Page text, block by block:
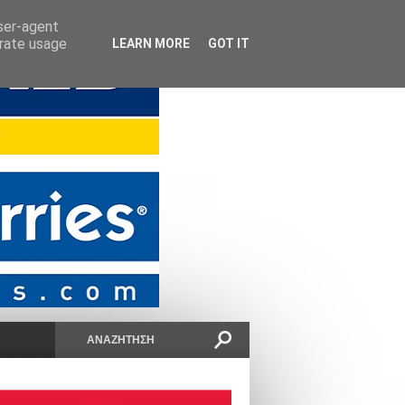
agent
usage
LEARN MORE GOT IT